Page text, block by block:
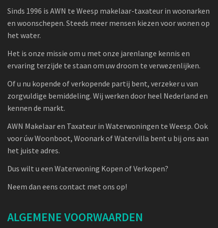
Sinds 1996 is AWN te Weesp makelaar-taxateur in woonarken
en woonschepen. Steeds meer mensen kiezen voor wonen op
het water.
Het is onze missie om u met onze jarenlange kennis en
ervaring terzijde te staan om uw droom te verwezenlijken.
Of u nu kopende of verkopende partij bent, verzeker u van
zorgvuldige bemiddeling. Wij werken door heel Nederland en
kennen de markt.
AWN Makelaar en Taxateur in Waterwoningen te Weesp. Ook
voor úw Woonboot, Woonark of Watervilla bent u bij ons aan
het juiste adres.
Dus wilt u een Waterwoning Kopen of Verkopen?
Neem dan eens contact met ons op!
ALGEMENE VOORWAARDEN